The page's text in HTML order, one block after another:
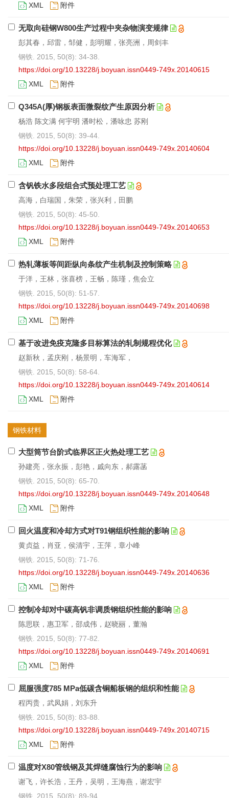
XML
附件
无取向硅钢W800生产过程中夹杂物演变规律
彭其春，邱雷，邹健，彭明耀，张亮洲，周剑丰
钢铁. 2015, 50(8): 34-38.
https://doi.org/10.13228/j.boyuan.issn0449-749x.20140615
XML
附件
Q345A(厚)钢板表面微裂纹产生原因分析
杨浩 陈文满 何宇明 潘时松，潘咏忠 苏刚
钢铁. 2015, 50(8): 39-44.
https://doi.org/10.13228/j.boyuan.issn0449-749x.20140604
XML
附件
含钒铁水多段组合式预处理工艺
高海，白瑞国，朱荣，张兴利，田鹏
钢铁. 2015, 50(8): 45-50.
https://doi.org/10.13228/j.boyuan.issn0449-749x.20140653
XML
附件
热轧薄板等间距纵向条纹产生机制及控制策略
于洋，王林，张喜榜，王畅，陈瑾，焦会立
钢铁. 2015, 50(8): 51-57.
https://doi.org/10.13228/j.boyuan.issn0449-749x.20140698
XML
附件
基于改进免疫克隆多目标算法的轧制规程优化
赵新秋，孟庆刚，杨景明，车海军，
钢铁. 2015, 50(8): 58-64.
https://doi.org/10.13228/j.boyuan.issn0449-749x.20140614
XML
附件
钢铁材料
大型筒节台阶式临界区正火热处理工艺
孙建亮，张永振，彭艳，戚向东，郝露菡
钢铁. 2015, 50(8): 65-70.
https://doi.org/10.13228/j.boyuan.issn0449-749x.20140648
XML
附件
回火温度和冷却方式对T91钢组织性能的影响
黄贞益，肖亚，侯清宇，王萍，章小峰
钢铁. 2015, 50(8): 71-76.
https://doi.org/10.13228/j.boyuan.issn0449-749x.20140636
XML
附件
控制冷却对中碳高钒非调质钢组织性能的影响
陈思联，惠卫军，邵成伟，赵晓丽，董瀚
钢铁. 2015, 50(8): 77-82.
https://doi.org/10.13228/j.boyuan.issn0449-749x.20140691
XML
附件
屈服强度785 MPa低碳含铜船板钢的组织和性能
程丙贵，武凤娟，刘东升
钢铁. 2015, 50(8): 83-88.
https://doi.org/10.13228/j.boyuan.issn0449-749x.20140715
XML
附件
温度对X80管线钢及其焊缝腐蚀行为的影响
谢飞，许长浩，王丹，吴明，王海燕，谢宏宇
钢铁. 2015, 50(8): 89-94.